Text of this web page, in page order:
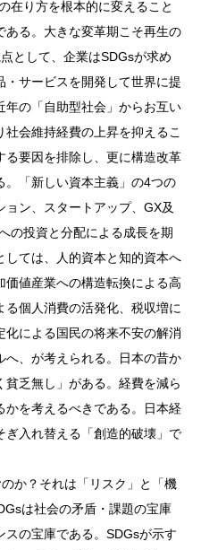
在り方を根本的に変えること
ある。大きな変革期こそ再生の
として、企業はSDGsが求め
サービスを開発して世界に提
の「自助型社会」からお互い
会維持経費の上昇を抑えるこ
る要因を排除し、更に構造改革
。「新しい資本主義」の4つの
ン、スタートアップ、GX及
の投資と分配による成長を期
ては、人的資本と知的資本へ
値産業への構造転換による高
個人消費の活発化、税収増に
化による国民の将来不安の解消
へ、が考えられる。日本の昔か
乏無し」がある。経費を減ら
を考えるべきである。日本経
入れ替える「創造的破壊」で
か？それは「リスク」と「機
は社会の矛盾・課題の宝庫
の宝庫である。SDGsが示す